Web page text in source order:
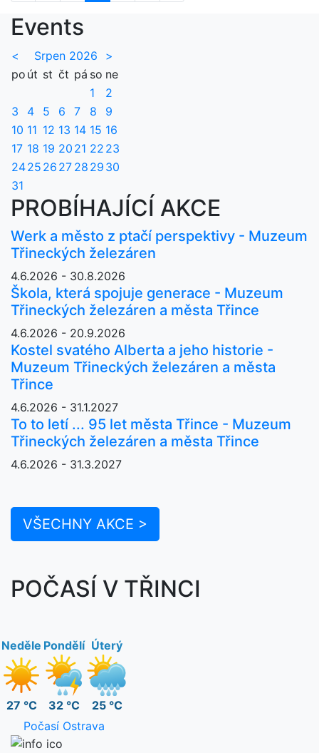
Events
< Srpen 2026
>
po út st čt pá so ne
1
2
3
4 5 6 7 8
9
10 11 12 13 14 15 16
17 18 19 20 21 22 23
2425 26 27 28 29 30
31
PROBÍHAJÍCÍ AKCE
Werk a město z ptačí perspektivy - Muzeum
Třineckých železáren
4.6.2026 - 30.8.2026
Škola, která spojuje generace - Muzeum
Třineckých železáren a města Třince
4.6.2026 - 20.9.2026
Kostel svatého Alberta a jeho historie -
Muzeum Třineckých železáren a města
Třince
4.6.2026 - 31.1.2027
To to letí ... 95 let města Třince - Muzeum
Třineckých železáren a města Třince
4.6.2026 - 31.3.2027
VŠECHNY AKCE >
POČASÍ V TŘINCI
Neděle
27 °C
Pondělí
32 °C
Úterý
25 °C
Počasí Ostrava